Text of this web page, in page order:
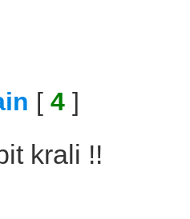
[ 4 ]
krali !!